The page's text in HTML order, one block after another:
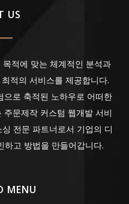
US
적에 맞는 체계적인 분석과
적의 서비스를 제공합니다.
으로 축적된 노하우로 어떠한
문제작 커스텀 웹개발 서비
전문 파트너로서 기업의 디
하고 방법을 만들어갑니다.
MENU